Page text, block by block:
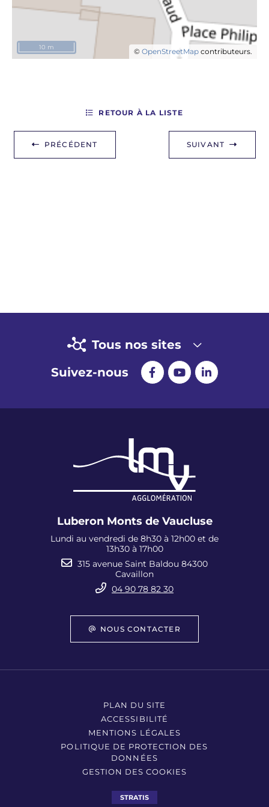
© OpenStreetMap contributeurs.
10 m
PRÉCÉDENT
RETOUR À LA LISTE
SUIVANT
Tous nos sites
Suivez-nous
Luberon Monts de Vaucluse
Lundi au vendredi de 8h30 à 12h00 et de
13h30 à 17h00
315 avenue Saint Baldou 84300
Cavaillon
04 90 78 82 30
NOUS CONTACTER
PLAN DU SITE
ACCESSIBILITÉ
MENTIONS LÉGALES
POLITIQUE DE PROTECTION DES
DONNÉES
GESTION DES COOKIES
STRATIS